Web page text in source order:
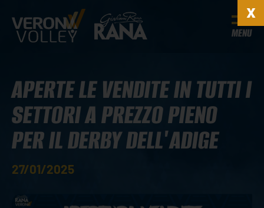
MENU
APERTE LE VENDITE IN TUTTI I
SETTORI A PREZZO PIENO
PER IL DERBY DELL'ADIGE
27/01/2025